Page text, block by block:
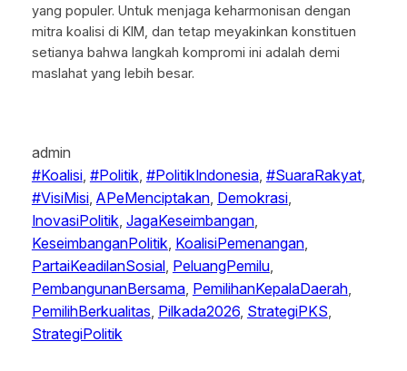
yang populer. Untuk menjaga keharmonisan dengan
mitra koalisi di KIM, dan tetap meyakinkan konstituen
setianya bahwa langkah kompromi ini adalah demi
maslahat yang lebih besar.
admin
#Koalisi, #Politik #PolitikIndonesia, #SuaraRakyat
#VisiMisi, APeMenciptakan, Demokrasi
InovasiPolitik JagaKeseimbangan
KeseimbanganPolitik KoalisiPemenangan
PartaiKeadilanSosial, PeluangPemilu
PembangunanBersama, PemilihanKepalaDaerah
PemilihBerkualitas Pilkada2026, StrategiPKS
StrategiPolitik